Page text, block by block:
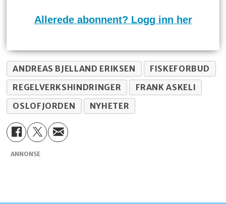
Allerede abonnent? Logg inn her
ANDREAS BJELLAND ERIKSEN
FISKEFORBUD
REGELVERKSHINDRINGER
FRANK ASKELI
OSLOFJORDEN
NYHETER
ANNONSE